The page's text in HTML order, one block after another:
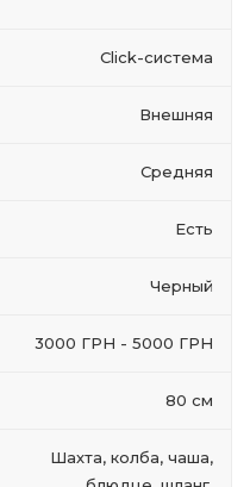
Click-система
Внешняя
Средняя
Есть
Черный
3000 ГРН - 5000 ГРН
80 см
Шахта, колба, чаша,